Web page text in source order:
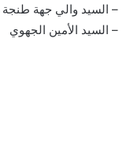
– السيد والي جهة
– السيد الأمين الجهوي